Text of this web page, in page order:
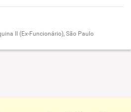
II (Ex-Funcionário), São Paulo